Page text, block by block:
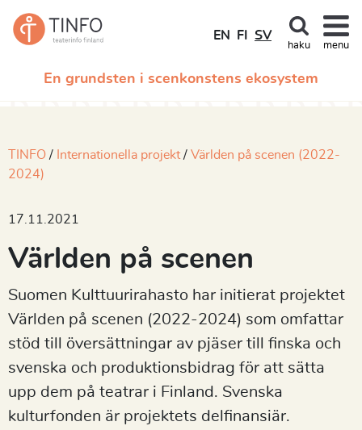
En grundsten i scenkonstens ekosystem
EN FI SV
haku menu
TINFO Internationella projekt
Världen på scenen (2022-
2024)
17.11.2021
Världen på scenen
Suomen Kulttuurirahasto har initierat projektet
Världen på scenen (2022-2024) som omfattar
stöd till översättningar av pjäser till finska och
svenska och produktionsbidrag för att sätta
upp dem på teatrar i Finland. Svenska
kulturfonden är projektets delfinansiär.